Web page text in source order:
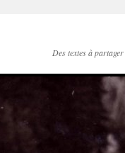
Des textes à partager